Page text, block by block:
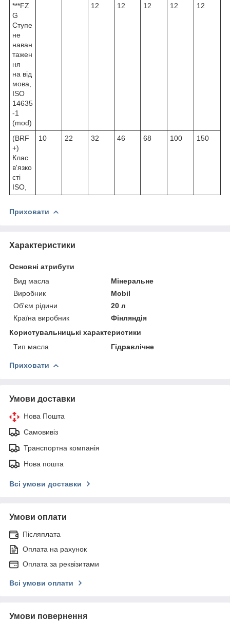
***FZ
G
Ступе
не
наван
тажен
ня
на від
мова,
ISO
14635
-1
(mod)
12 12 12 12 12
(BRF
+)
Клас
в'язко
сті
ISO,
10 22 32 46 68 100 150
Приховати
Характеристики
Основні атрибути
Вид масла
Мінеральне
Виробник
Mobil
Об'єм рідини
20 л
Країна виробник
Фінляндія
Користувальницькі характеристики
Тип масла
Гідравлічне
Приховати
Умови доставки
Нова Пошта
Самовивіз
Транспортна компанія
Нова пошта
Всі умови доставки
Умови оплати
Післяплата
Оплата на рахунок
Оплата за реквізитами
Всі умови оплати
Умови повернення